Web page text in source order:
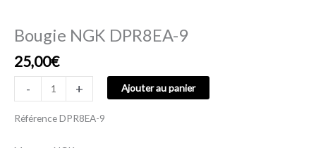
Bougie NGK DPR8EA-9
25,00€
- + Ajouter au panier
RéférenceDPR8EA-9